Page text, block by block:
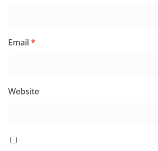
Email*
Website